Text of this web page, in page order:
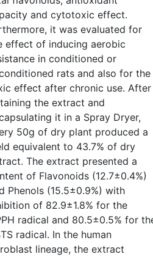
and cytotoxic effect.
it was evaluated for
effect of inducing aerobic
in conditioned or
rats and also for the
effect after chronic use. After
the extract and
it in a Spray Dryer,
50g of dry plant produced a
equivalent to 43.7% of dry
The extract presented a
of Flavonoids (12.7±0.4%)
Phenols (15.5±0.9%) with
of 82.9±1.8% for the
radical and 80.5±0.5% for
radical. In the human
lineage, the extract